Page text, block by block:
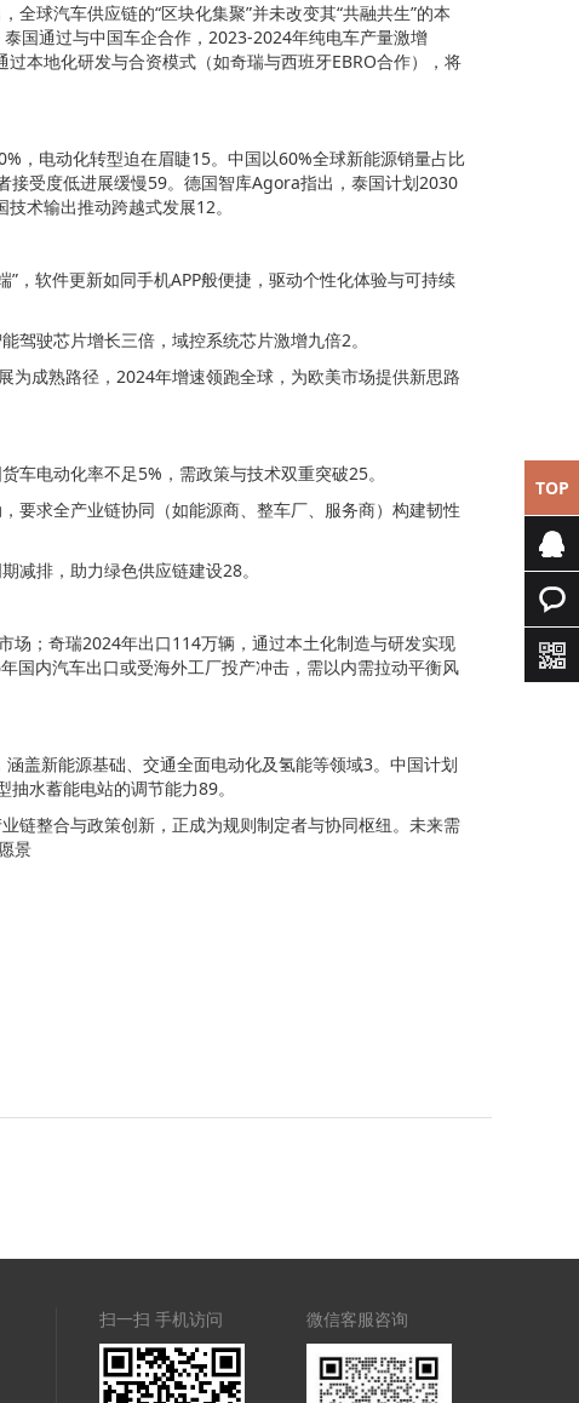
球汽车供应链的“区块化集聚”并未改变其“共融共生”的本
国通过与中国车企合作，2023-2024年纯电车产量激增
本地化研发与合资模式（如奇瑞与西班牙EBRO合作），将
，电动化转型迫在眉睫15。中国以60%全球新能源销量占比
接受度低进展缓慢59。德国智库Agora指出，泰国计划2030
术输出推动跨越式发展12。
，软件更新如同手机APP般便捷，驱动个性化体验与可持续
驾驶芯片增长三倍，域控系统芯片激增九倍2。
为成熟路径，2024年增速领跑全球，为欧美市场提供新思路
车电动化率不足5%，需政策与技术双重突破25。
要求全产业链协同（如能源商、整车厂、服务商）构建韧性
减排，助力绿色供应链建设28。
场；奇瑞2024年出口114万辆，通过本土化制造与研发实现
内汽车出口或受海外工厂投产冲击，需以内需拉动平衡风
盖新能源基础、交通全面电动化及氢能等领域3。中国计划
水蓄能电站的调节能力89。
链整合与政策创新，正成为规则制定者与协同枢纽。未来需
景
扫一扫 手机访问 微信客服咨询
TOP
专属客
服
快速询